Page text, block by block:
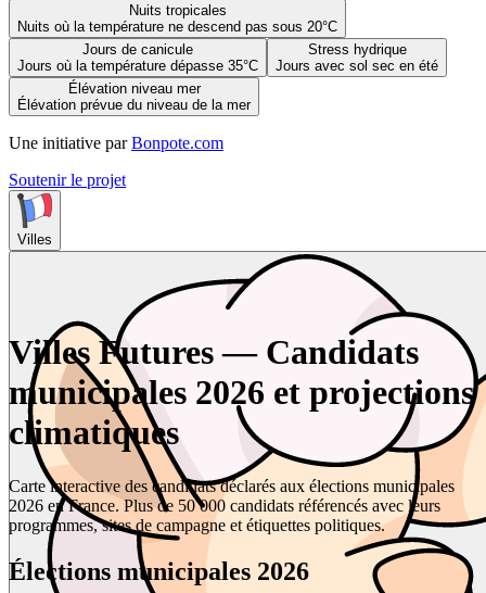
Nuits tropicales
Nuits où la température ne descend pas sous 20°C
Jours de canicule
Jours où la température dépasse 35°C
Stress hydrique
Jours avec sol sec en été
Élévation niveau mer
Élévation prévue du niveau de la mer
Une initiative par Bonpote.com
Soutenir le projet
Villes
Villes Futures — Candidats
municipales 2026 et projections
climatiques
Carte interactive des candidats déclarés aux élections municipales
2026 en France. Plus de 50 000 candidats référencés avec leurs
programmes, sites de campagne et étiquettes politiques.
Élections municipales 2026